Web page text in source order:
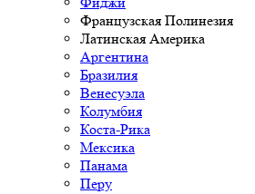
Французская Полинезия
Латинская Америка
Аргентина
Бразилия
Венесуэла
Колумбия
Коста-Рика
Мексика
Панама
Перу